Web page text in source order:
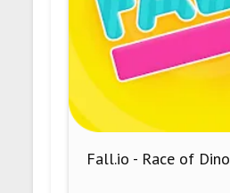
Fall.io - Race of Dino